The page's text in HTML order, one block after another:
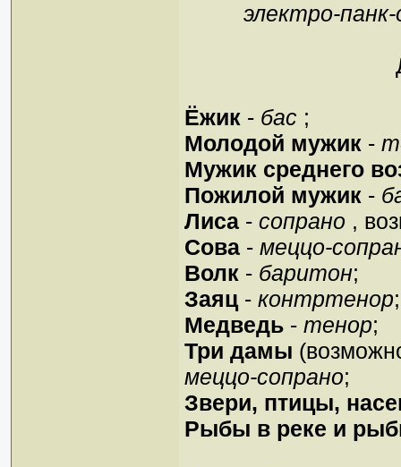
электро-
Ёжик - бас ;
Молодой мужик -
Мужик среднего
Пожилой мужик -
Лиса - сопрано ,
Сова - меццо-
Волк - баритон;
Заяц- контртенор;
Медведь - тенор;
Три дамы
меццо-сопрано;
Звери, птицы,
Рыбы в реке и